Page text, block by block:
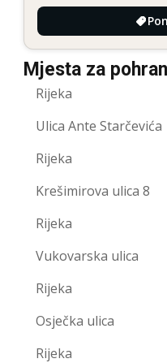
Mjesta za
Rijeka
Ulica Ante Starčevića
Rijeka
Krešimirova ulica 8
Rijeka
Vukovarska ulica
Rijeka
Osječka ulica
Rijeka